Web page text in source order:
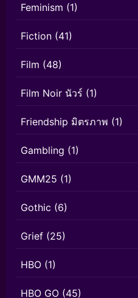
Feminism (1)
Fiction (41)
Film (48)
Film Noir นัวร์ (1)
Friendship มิตรภาพ (1)
Gambling (1)
GMM25 (1)
Gothic (6)
Grief (25)
HBO (1)
HBO GO (45)